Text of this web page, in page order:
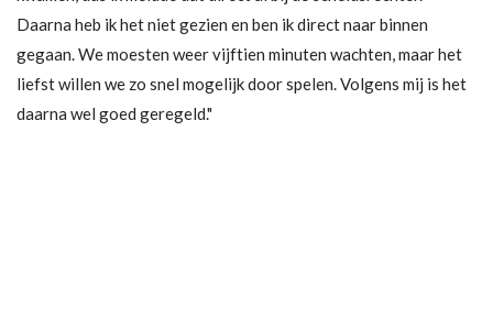
Daarna heb ik het niet gezien en ben ik direct naar binnen
gegaan. We moesten weer vijftien minuten wachten, maar het
liefst willen we zo snel mogelijk door spelen. Volgens mij is het
daarna wel goed geregeld."